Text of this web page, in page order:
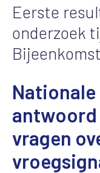
Eerste
onderzoek
Bijeenkomst
antwoord
vragen